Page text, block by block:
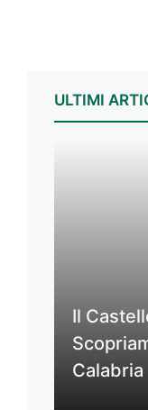
ULTIMI
Il
Calabria